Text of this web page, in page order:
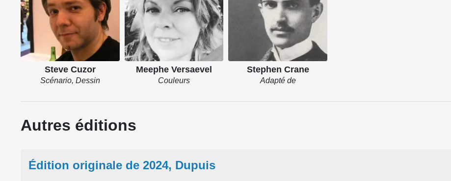
Steve Cuzor
Scénario, Dessin
Meephe Versaevel
Couleurs
Stephen Crane
Adapté de
Autres éditions
Édition originale de 2024, Dupuis